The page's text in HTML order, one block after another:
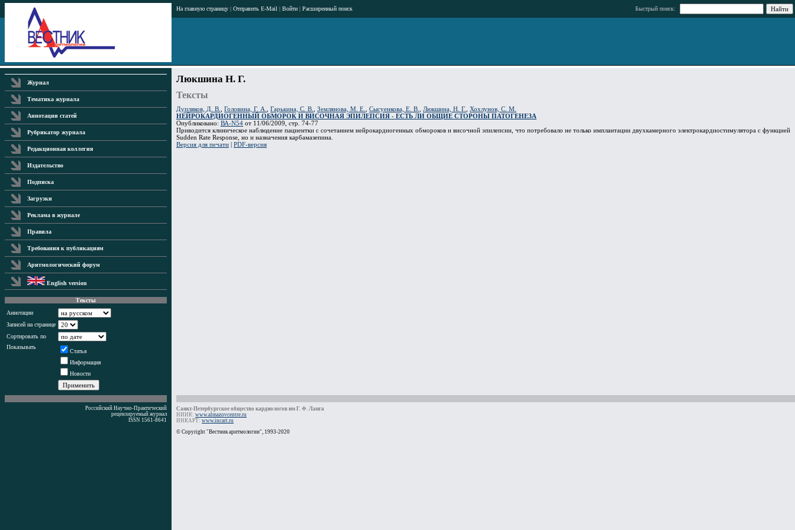
На главную страницу | Отправить E-Mail | Войти | Расширенный поиск Быстрый поиск:
Журнал
Тематика журнала
Аннотации статей
Рубрикатор журнала
Редакционная коллегия
Издательство
Подписка
Загрузки
Реклама в журнале
Правила
Требования к публикациям
Аритмологический форум
English version
Тексты
Аннотации
Записей на странице
Сортировать по
Показывать
Статья
Информация
Новости
Люкшина Н. Г.
Тексты
Дупляков, Д. В. Головина, Г. А. Гарькина, С. В. Землянова, М. Е. Сысуенкова, Е. В. Люкшина, Н. Г.
Хохлунов, С. М.
НЕЙРОКАРДИОГЕННЫЙ ОБМОРОК И ВИСОЧНАЯ ЭПИЛЕПСИЯ - ЕСТЬ ЛИ ОБЩИЕ СТОРОНЫ ПАТОГЕНЕЗА
Опубликовано: ВА-N54 от 11/06/2009, стр. 74-77
Приводится клиническое наблюдение пациентки с сочетанием нейрокардиогенных обмороков и височной эпилепсии, что потребовало не только имплантации двухкамерного электрокардиостимулятора с функцией
Sudden Rate Response, но и назначения карбамазепина.
Версия для печати | PDF-версия
Российский Научно-Практический
рецензируемый журнал
ISSN 1561-8641
Санкт-Петербургское общество кардиологов им Г. Ф. Ланга
НИИК: www.almazovcentre.ru
ИНКАРТ: www.incart.ru
© Copyright "Вестник аритмологии", 1993-2020